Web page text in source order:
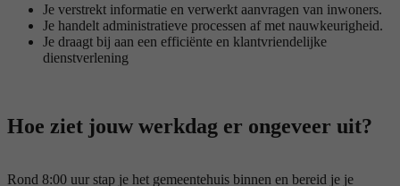
Je verstrekt informatie en verwerkt aanvragen van inwoners.
Je handelt administratieve processen af met nauwkeurigheid.
Je draagt bij aan een efficiënte en klantvriendelijke
dienstverlening
Hoe ziet jouw werkdag er ongeveer uit?
Rond 8:00 uur stap je het gemeentehuis binnen en bereid je je